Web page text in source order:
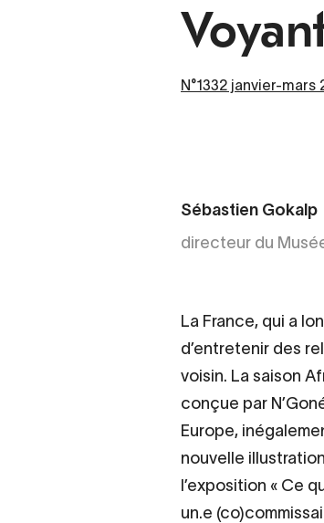
N°1332 janvier-mars
Sébastien Gokalp
directeur du
La France, qui a
d’entretenir des
voisin. La saison
conçue par
Europe,
nouvelle
l’exposition « Ce
un.e